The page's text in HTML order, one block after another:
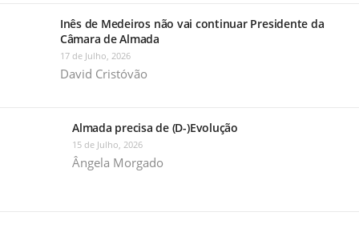
Inês de Medeiros não vai continuar Presidente da
Câmara de Almada
17 de Julho, 2026
David Cristóvão
Almada precisa de (D-)Evolução
15 de Julho, 2026
Ângela Morgado